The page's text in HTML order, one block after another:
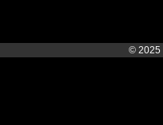
© 2025